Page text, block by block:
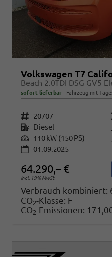
Volkswagen T7
Beach 2.0TDI DSG GV5
sofort lieferbar Fahrzeug mit
Fahrzeugnr. 20707
Kraftstoff Diesel
Leistung 110 kW (150 PS)
01.09.2025
64.290,– €
incl. 19% MwSt.
Verbrauch kombiniert:
CO2-Klasse: F
CO2-Emissionen: